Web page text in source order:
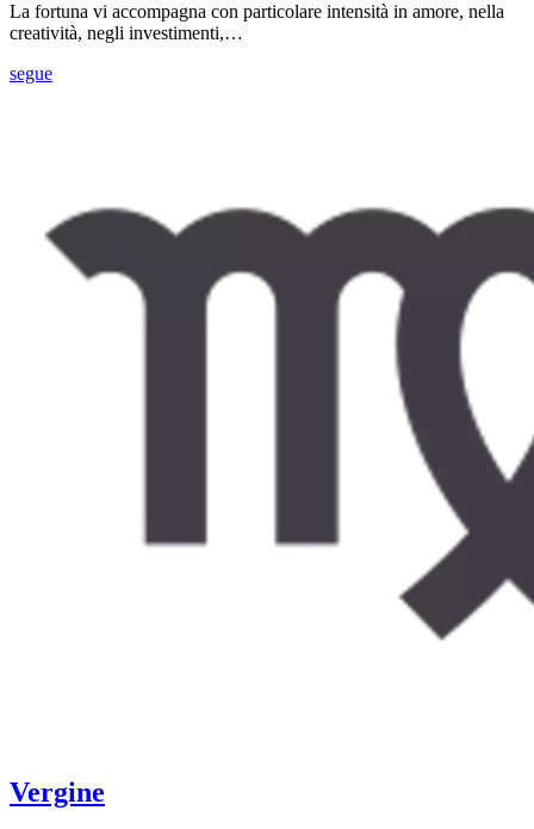
La fortuna vi accompagna con particolare intensità in amore, nella
creatività, negli investimenti,…
segue
Vergine